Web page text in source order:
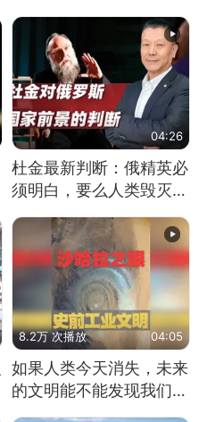
04:26
杜金最新判断：俄精英必
须明白，要么人类毁灭，
要么俄毁灭
8.2万 次播放 04:05
如果人类今天消失，未来
的文明能不能发现我们存